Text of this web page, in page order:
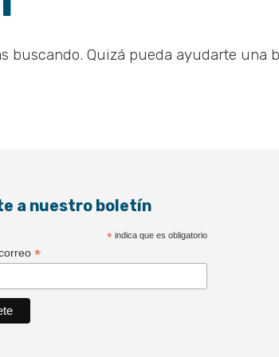
buscando. Quizá pueda ayudarte una
a nuestro boletín
* indica que es obligatorio
*